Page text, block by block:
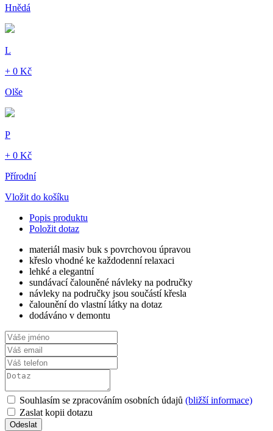
Hnědá
L
+ 0 Kč
Olše
P
+ 0 Kč
Přírodní
Vložit do košíku
Popis produktu
Položit dotaz
materiál masiv buk s povrchovou úpravou
křeslo vhodné ke každodenní relaxaci
lehké a elegantní
sundávací čalouněné návleky na područky
návleky na područky jsou součástí křesla
čalounění do vlastní látky na dotaz
dodáváno v demontu
Souhlasím se zpracováním osobních údajů (bližší informace)
Zaslat kopii dotazu